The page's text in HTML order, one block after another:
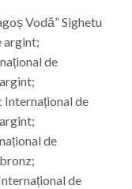
Vodă” Sighetu
argint;
de
Internațional de
de
de